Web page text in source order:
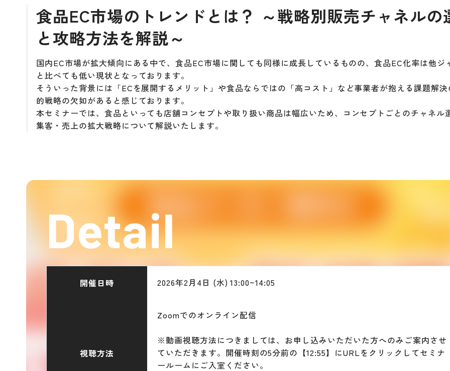
食品EC市場のトレンドとは？ ～戦略別販売チャネルの
と攻略方法を解説～
国内EC市場が拡大傾向にある中で、食品EC市場に関しても同様に成長しているものの、食品EC化率は他ジ
と比べても低い現状となっております。
そういった背景には「ECを展開するメリット」や食品ならではの「高コスト」など事業者が抱える課題解
的戦略の欠如があると感じております。
本セミナーでは、食品といっても店舗コンセプトや取り扱い商品は幅広いため、コンセプトごとのチャネル
集客・売上の拡大戦略について解説いたします。
Detail
開催日時 2026年2月4日 (水) 13:00~14:05
視聴方法
Zoomでのオンライン配信
※動画視聴方法につきましては、お申し込みいただいた方へのみご案内させ
ていただきます。開催時刻の5分前の【12:55】にURLをクリックしてセミナ
ールームにご入室ください。